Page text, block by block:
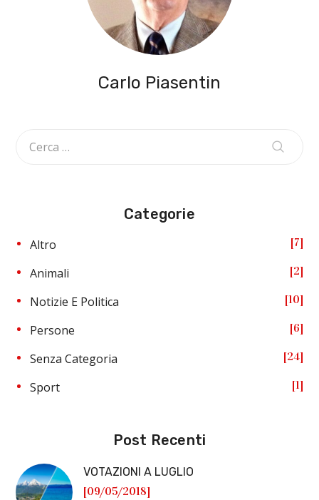
Carlo Piasentin
Categorie
Altro 7
Animali 2
Notizie E Politica 10
Persone 6
Senza Categoria 24
Sport 1
Post Recenti
VOTAZIONI A LUGLIO
[09/05/2018]